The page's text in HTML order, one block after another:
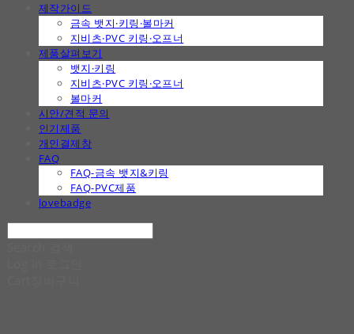
제작가이드
금속 뱃지·키링·볼마커
지비츠·PVC 키링·오프너
제품살펴보기
뱃지·키링
지비츠·PVC 키링·오프너
볼마커
시안/견적 문의
인기제품
개인결제창
FAQ
FAQ-금속 뱃지&키링
FAQ-PVC제품
lovebadge